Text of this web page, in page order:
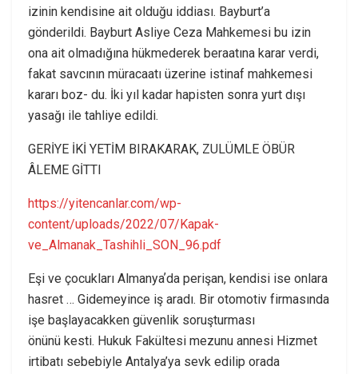
izinin kendisine ait olduğu iddiası. Bayburt’a
gönderildi. Bayburt Asliye Ceza Mahkemesi bu izin
ona ait olmadığına hükmederek beraatına karar verdi,
fakat savcının müracaatı üzerine istinaf mahkemesi
kararı boz- du. İki yıl kadar hapisten sonra yurt dışı
yasağı ile tahliye edildi.
GERİYE İKİ YETİM BIRAKARAK, ZULÜMLE ÖBÜR
ÂLEME GİTTI
https://yitencanlar.com/wp-
content/uploads/2022/07/Kapak-
ve_Almanak_Tashihli_SON_96.pdf
Eşi ve çocukları Almanyaʼda perişan, kendisi ise onlara
hasret … Gidemeyince iş aradı. Bir otomotiv firmasında
işe başlayacakken güvenlik soruşturması
önünü kesti. Hukuk Fakültesi mezunu annesi Hizmet
irtibatı sebebiyle Antalya’ya sevk edilip orada